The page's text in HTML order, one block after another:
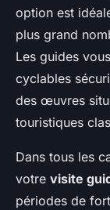
option est
plus grand
Les guides
cyclables
des œuvres
touristiques
Dans tous les
votre visite
périodes de